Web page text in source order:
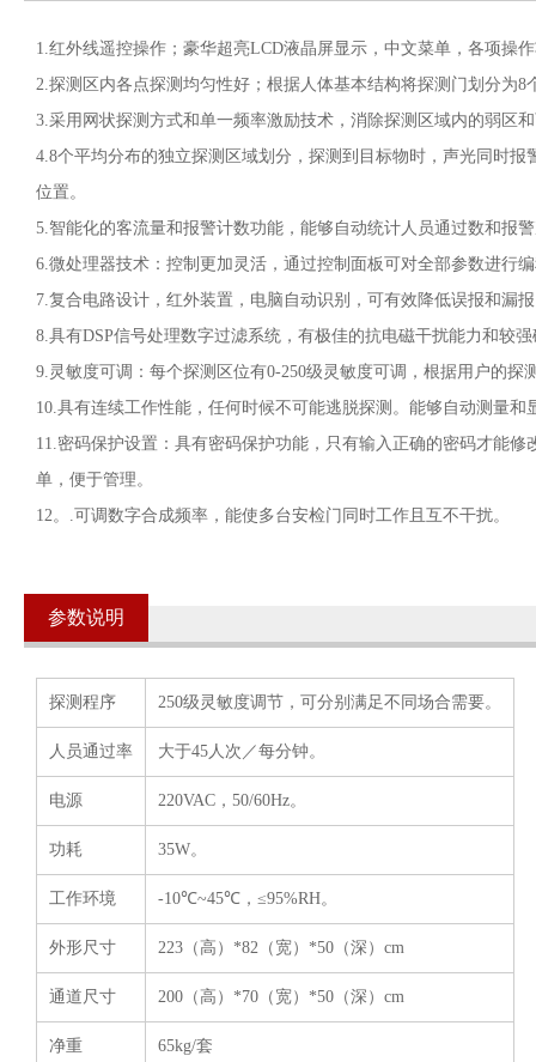
1.红外线遥控操作；豪华超亮LCD液晶屏显示，中文菜单，各项操
2.探测区内各点探测均匀性好；根据人体基本结构将探测门划分为8
3.采用网状探测方式和单一频率激励技术，消除探测区域内的弱区
4.8个平均分布的独立探测区域划分，探测到目标物时，声光同时
位置。
5.智能化的客流量和报警计数功能，能够自动统计人员通过数和报
6.微处理器技术：控制更加灵活，通过控制面板可对全部参数进行
7.复合电路设计，红外装置，电脑自动识别，可有效降低误报和漏
8.具有DSP信号处理数字过滤系统，有极佳的抗电磁干扰能力和较
9.灵敏度可调：每个探测区位有0-250级灵敏度可调，根据用户的探
10.具有连续工作性能，任何时候不可能逃脱探测。能够自动测量
11.密码保护设置：具有密码保护功能，只有输入正确的密码才能
单，便于管理。
12。.可调数字合成频率，能使多台安检门同时工作且互不干扰。
参数说明
探测程序 250级灵敏度调节，可分别满足不同场合需要。
人员通过率 大于45人次／每分钟。
电源 220VAC，50/60Hz。
功耗 35W。
工作环境 -10℃~45℃，≤95%RH。
外形尺寸 223（高）*82（宽）*50（深）cm
通道尺寸 200（高）*70（宽）*50（深）cm
净重 65kg/套